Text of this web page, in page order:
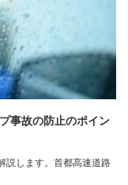
事故の防止のポイン
説します。首都高速道路